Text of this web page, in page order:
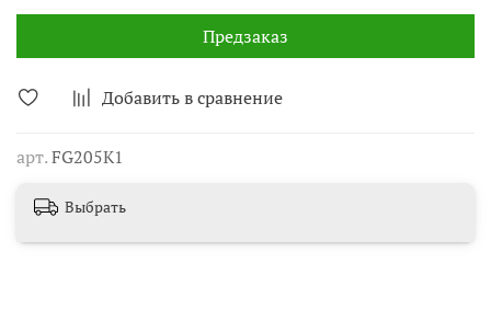
Добавить в сравнение
арт.FG205K1
Предзаказ
Выбрать